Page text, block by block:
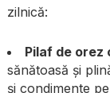
zilnică:
Pilaf de orez
sănătoasă și
și condimente